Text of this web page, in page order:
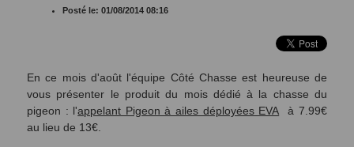
Posté le: 01/08/2014 08:16
En ce mois d'août l'équipe Côté Chasse est heureuse de
vous présenter le produit du mois dédié à la chasse du
pigeon : l'appelant Pigeon à ailes déployées EVA à 7.99€
au lieu de 13€.